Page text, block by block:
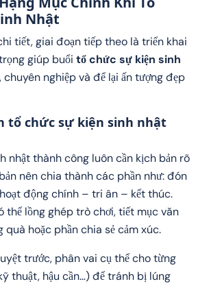
Nhật
tiết, giai đoạn tiếp theo là triển khai
giúp buổi tổ chức sự kiện sinh
chuyên nghiệp và để lại ấn tượng đẹp
tổ chức sự kiện sinh nhật
nhật thành công luôn cần kịch bản rõ
nên chia thành các phần như: đón
động chính – tri ân – kết thúc.
thể lồng ghép trò chơi, tiết mục văn
quà hoặc phần chia sẻ cảm xúc.
trước, phân vai cụ thể cho từng
thuật, hậu cần…) để tránh bị lúng